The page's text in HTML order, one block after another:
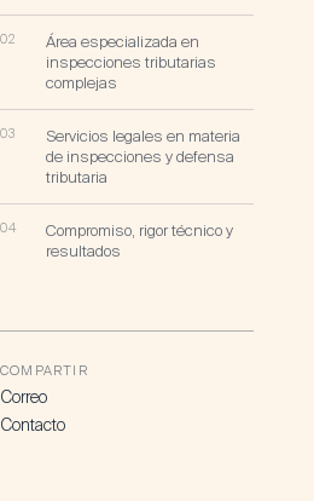
02
Área especializada en
inspecciones tributarias
complejas
03
Servicios legales en materia
de inspecciones y defensa
tributaria
04
Compromiso, rigor técnico y
resultados
COMPARTIR
Correo
Contacto